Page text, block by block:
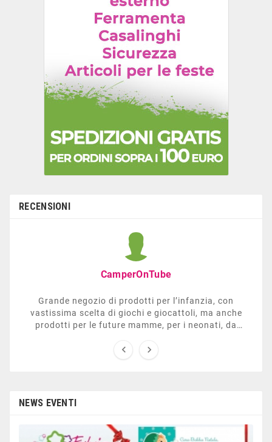
RECENSIONI
CamperOnTube
Grande negozio di prodotti per l’infanzia, con
vastissima scelta di giochi e giocattoli, ma anche
prodotti per le future mamme, per i neonati, da
sezione dedicata all’arredo giardino, giochi all’aperto,
 
NEWS EVENTI